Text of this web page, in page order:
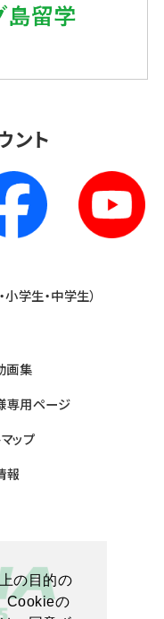
の目的の
Cookieの
ント
学生・中学生）
画集
専用ページ
ップ
報